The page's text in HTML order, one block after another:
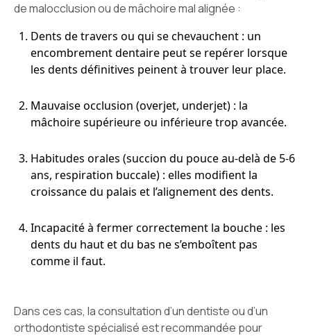
de malocclusion ou de mâchoire mal alignée :
Dents de travers ou qui se chevauchent : un
encombrement dentaire peut se repérer lorsque
les dents définitives peinent à trouver leur place.
Mauvaise occlusion (overjet, underjet) : la
mâchoire supérieure ou inférieure trop avancée.
Habitudes orales (succion du pouce au-delà de 5-6
ans, respiration buccale) : elles modifient la
croissance du palais et l’alignement des dents.
Incapacité à fermer correctement la bouche : les
dents du haut et du bas ne s’emboîtent pas
comme il faut.
Dans ces cas, la consultation d’un dentiste ou d’un
orthodontiste spécialisé est recommandée pour